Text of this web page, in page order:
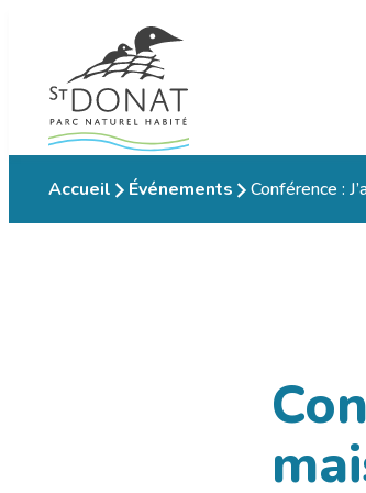
Accueil Événements Conférence :